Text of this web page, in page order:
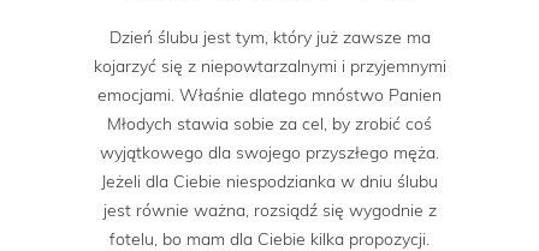
Dzień ślubu jest tym, który już zawsze ma
kojarzyć się z niepowtarzalnymi i przyjemnymi
emocjami. Właśnie dlatego mnóstwo Panien
Młodych stawia sobie za cel, by zrobić coś
wyjątkowego dla swojego przyszłego męża.
Jeżeli dla Ciebie niespodzianka w dniu ślubu
jest równie ważna, rozsiądź się wygodnie z
fotelu, bo mam dla Ciebie kilka propozycji.